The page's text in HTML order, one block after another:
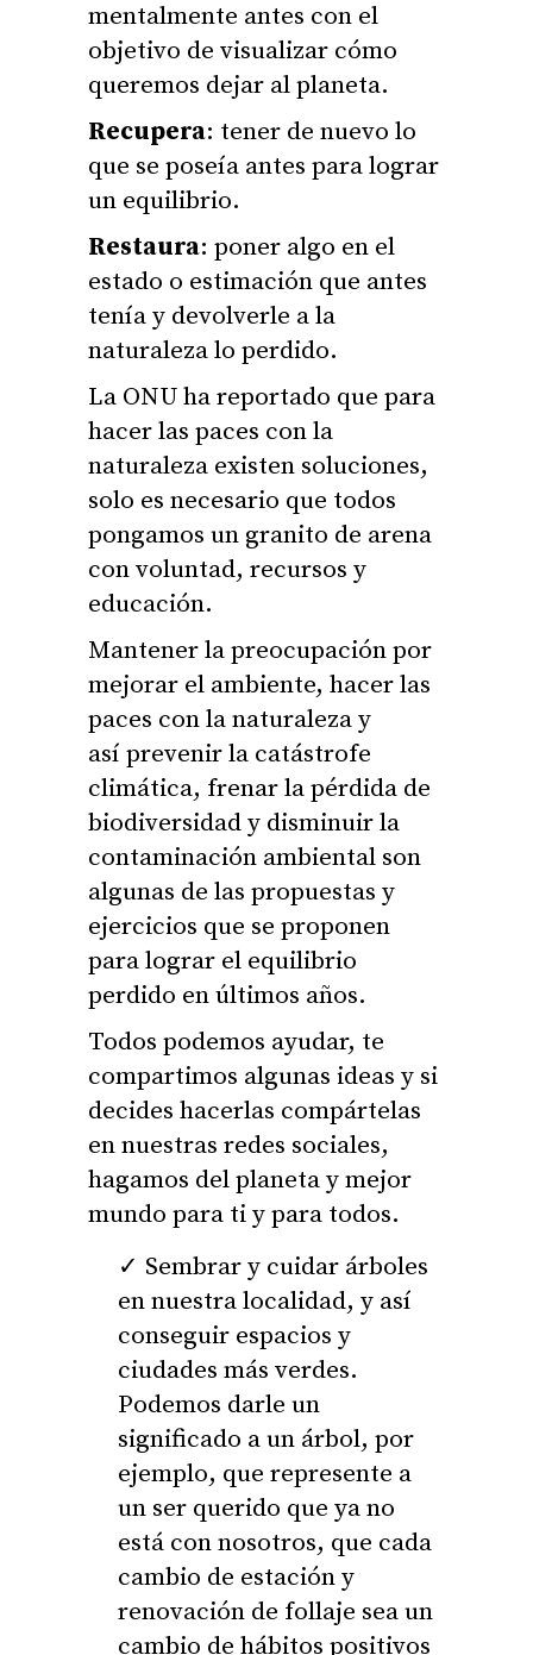
mentalmente antes con el
objetivo de visualizar cómo
queremos dejar al planeta.
Recupera: tener de nuevo lo
que se poseía antes para lograr
un equilibrio.
Restaura: poner algo en el
estado o estimación que antes
tenía y devolverle a la
naturaleza lo perdido.
La ONU ha reportado que para
hacer las paces con la
naturaleza existen soluciones,
solo es necesario que todos
pongamos un granito de arena
con voluntad, recursos y
educación.
Mantener la preocupación por
mejorar el ambiente, hacer las
paces con la naturaleza y
así prevenir la catástrofe
climática, frenar la pérdida de
biodiversidad y disminuir la
contaminación ambiental son
algunas de las propuestas y
ejercicios que se proponen
para lograr el equilibrio
perdido en últimos años.
Todos podemos ayudar, te
compartimos algunas ideas y si
decides hacerlas compártelas
en nuestras redes sociales,
hagamos del planeta y mejor
mundo para ti y para todos.
Sembrar y cuidar árboles
en nuestra localidad, y así
conseguir espacios y
ciudades más verdes.
Podemos darle un
significado a un árbol, por
ejemplo, que represente a
un ser querido que ya no
está con nosotros, que cada
cambio de estación y
renovación de follaje sea un
cambio de hábitos positivos